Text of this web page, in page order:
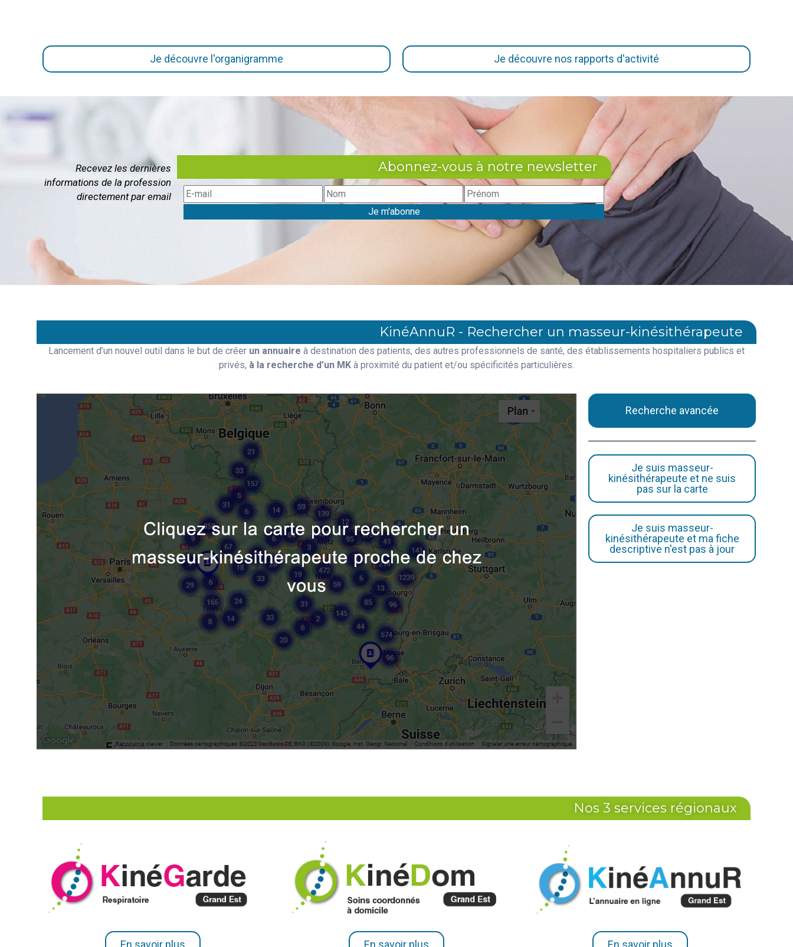
Je découvre l'organigramme Je découvre nos rapports d'activité
Recevez les dernières
informations de la profession
directement par email
Abonnez-vous à notre newsletter​
KinéAnnuR - Rechercher un masseur-kinésithérapeute
Lancement d’un nouvel outil dans le but de créer un annuaire à destination des patients, des autres professionnels de santé, des établissements hospitaliers publics et
privés, à la recherche d’un MK à proximité du patient et/ou spécificités particulières.
Recherche avancée
Je suis masseur-
kinésithérapeute et ne suis
pas sur la carte
Je suis masseur-
kinésithérapeute et ma fiche
descriptive n'est pas à jour
Nos 3 services régionaux
En savoir plus En savoir plus En savoir plus